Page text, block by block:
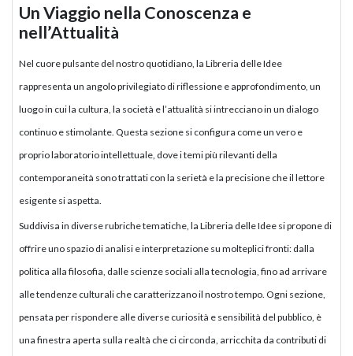
Un Viaggio nella Conoscenza e
nell’Attualità
Nel cuore pulsante del nostro quotidiano, la Libreria delle Idee
rappresenta un angolo privilegiato di riflessione e approfondimento, un
luogo in cui la cultura, la società e l’attualità si intrecciano in un dialogo
continuo e stimolante. Questa sezione si configura come un vero e
proprio laboratorio intellettuale, dove i temi più rilevanti della
contemporaneità sono trattati con la serietà e la precisione che il lettore
esigente si aspetta.
Suddivisa in diverse rubriche tematiche, la Libreria delle Idee si propone di
offrire uno spazio di analisi e interpretazione su molteplici fronti: dalla
politica alla filosofia, dalle scienze sociali alla tecnologia, fino ad arrivare
alle tendenze culturali che caratterizzano il nostro tempo. Ogni sezione,
pensata per rispondere alle diverse curiosità e sensibilità del pubblico, è
una finestra aperta sulla realtà che ci circonda, arricchita da contributi di